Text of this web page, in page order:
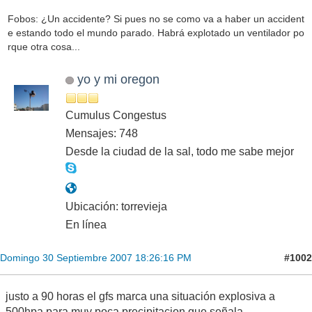
Fobos: ¿Un accidente? Si pues no se como va a haber un accident
e estando todo el mundo parado. Habrá explotado un ventilador po
rque otra cosa...
yo y mi oregon
Cumulus Congestus
Mensajes: 748
Desde la ciudad de la sal, todo me sabe mejor
Ubicación: torrevieja
En línea
Domingo 30 Septiembre 2007 18:26:16 PM #1002
justo a 90 horas el gfs marca una situación explosiva a